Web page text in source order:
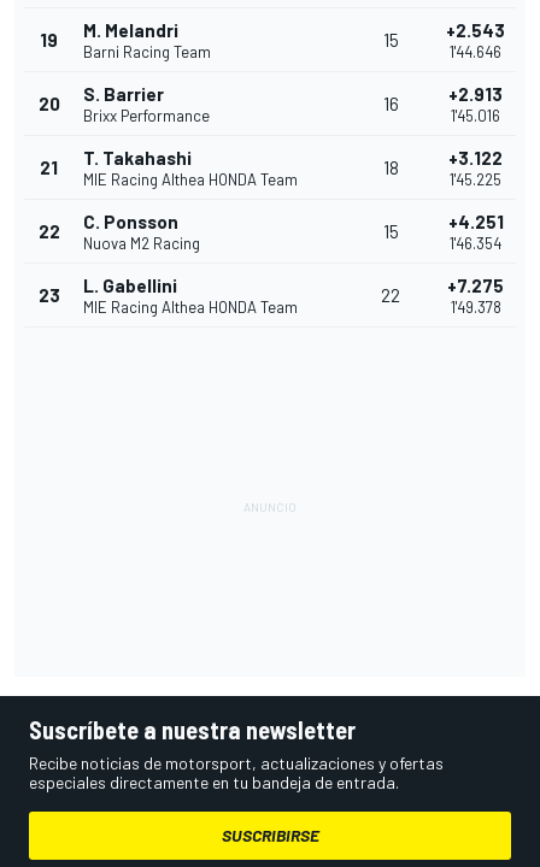
19 M. Melandri
Barni Racing Team
15 +2.543
1'44.646
20 S. Barrier
Brixx Performance
16 +2.913
1'45.016
21 T. Takahashi
MIE Racing Althea HONDA Team
18 +3.122
1'45.225
22 C. Ponsson
Nuova M2 Racing
15 +4.251
1'46.354
23 L. Gabellini
MIE Racing Althea HONDA Team
22 +7.275
1'49.378
Suscríbete a nuestra newsletter
Recibe noticias de motorsport, actualizaciones y ofertas
especiales directamente en tu bandeja de entrada.
SUSCRIBIRSE